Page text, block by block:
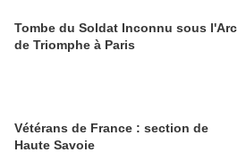
Tombe du Soldat Inconnu sous l'Arc
de Triomphe à Paris
Vétérans de France : section de
Haute Savoie